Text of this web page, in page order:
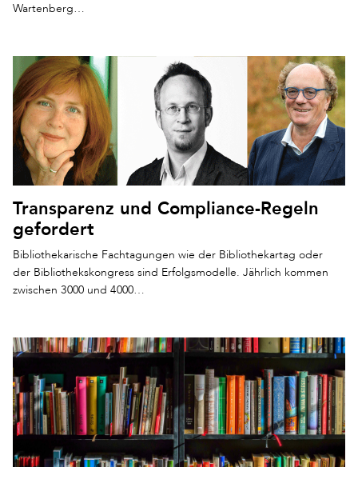
Wartenberg…
Transparenz und Compliance-Regeln
gefordert
Bibliothekarische Fachtagungen wie der Bibliothekartag oder
der Bibliothekskongress sind Erfolgsmodelle. Jährlich kommen
zwischen 3 000 und 4 000…